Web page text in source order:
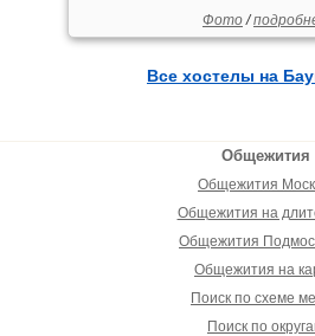
Фото/
Все хостелы на
Общежития
Общежития
Общежития на
Общежития
Общежития на
Поиск по схеме
Поиск по